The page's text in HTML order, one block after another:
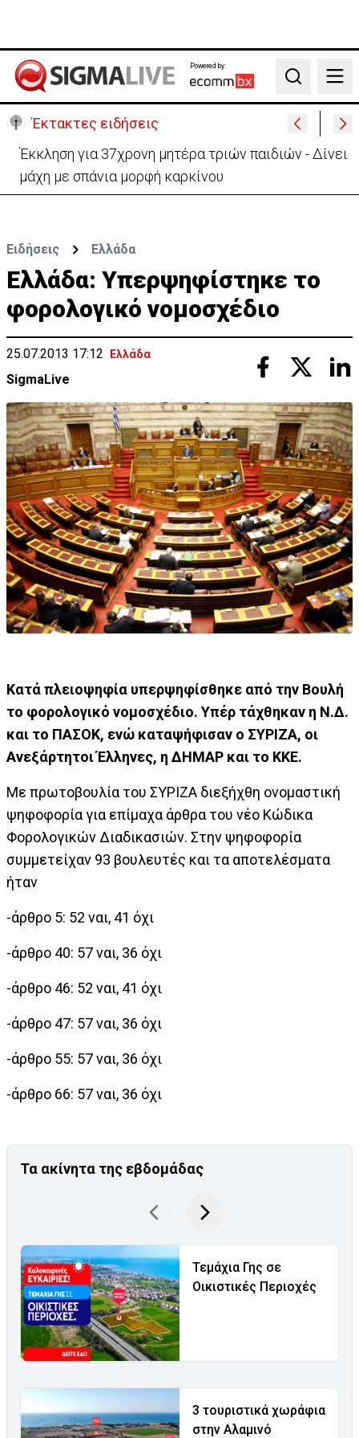
Powered by:
Search
Έκτακτες ειδήσεις
Γερμανία: Συγκρούστηκαν δύο τραμ - Τουλάχιστον
25 τραυματίες, οι 7 σοβαρά
Ειδήσεις Ελλάδα
Eλλάδα: Υπερψηφίστηκε το
φορολογικό νομοσχέδιο
25.07.2013 17:12 Ελλάδα
SigmaLive
Κατά πλειοψηφία υπερψηφίσθηκε από την Βουλή
το φορολογικό νομοσχέδιο. Υπέρ τάχθηκαν η Ν.Δ.
και το ΠΑΣΟΚ, ενώ καταψήφισαν ο ΣΥΡΙΖΑ, οι
Ανεξάρτητοι Έλληνες, η ΔΗΜΑΡ και το ΚΚΕ.
Με πρωτοβουλία του ΣΥΡΙΖΑ διεξήχθη ονομαστική
ψηφοφορία για επίμαχα άρθρα του νέο Κώδικα
Φορολογικών Διαδικασιών. Στην ψηφοφορία
συμμετείχαν 93 βουλευτές και τα αποτελέσματα
ήταν
-άρθρο 5: 52 ναι, 41 όχι
-άρθρο 40: 57 ναι, 36 όχι
-άρθρο 46: 52 ναι, 41 όχι
-άρθρο 47: 57 ναι, 36 όχι
-άρθρο 55: 57 ναι, 36 όχι
-άρθρο 66: 57 ναι, 36 όχι
Τα ακίνητα της εβδομάδας
Τεμάχια Γης σε
Οικιστικές Περιοχές
3 τουριστικά χωράφια
στην Αλαμινό